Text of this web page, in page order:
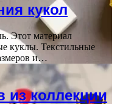
кукол
Этот материал
куклы. Текстильные
и…
из коллекции